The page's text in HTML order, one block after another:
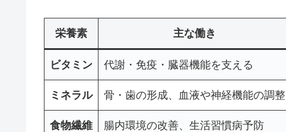
栄養素 主な働き
ビタミン 代謝・免疫・臓器機能を支える
ミネラル 骨・歯の形成、血液や神経機能の調整
食物繊維 腸内環境の改善、生活習慣病予防